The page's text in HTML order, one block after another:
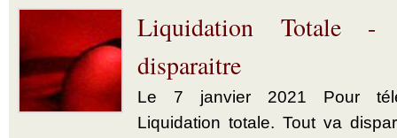
Liquidation Totale
disparaitre
Le 7 janvier 2021 Pour
Liquidation totale. Tout va